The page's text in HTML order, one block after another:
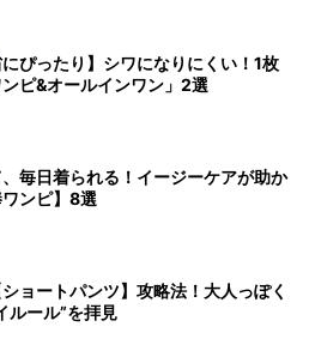
にぴったり】シワになりにくい！1枚
ピ&オールインワン」2選
毎日着られる！イージーケアが助か
ンピ】8選
ョートパンツ】攻略法！大人っぽく
ルール”を拝見